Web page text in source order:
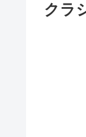
クラ